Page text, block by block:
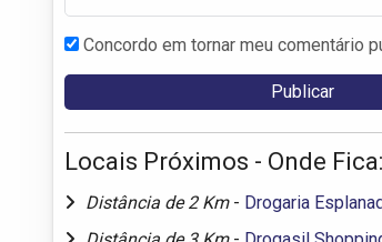
Concordo em tornar meu comentário
Locais Próximos - Onde Fica:
Distância de 2 Km - Drogaria